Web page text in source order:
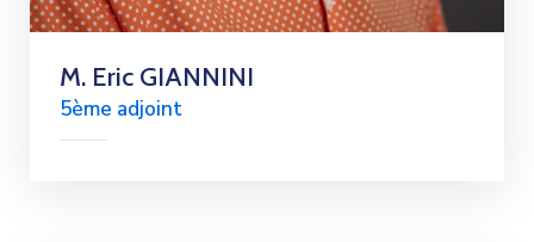
M. Eric GIANNINI
5ème adjoint